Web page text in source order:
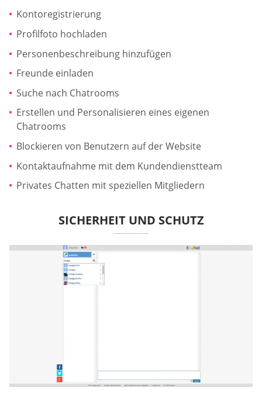
Kontoregistrierung
Profilfoto hochladen
Personenbeschreibung hinzufügen
Freunde einladen
Suche nach Chatrooms
Erstellen und Personalisieren eines eigenen
Chatrooms
Blockieren von Benutzern auf der Website
Kontaktaufnahme mit dem Kundendienstteam
Privates Chatten mit speziellen Mitgliedern
SICHERHEIT UND SCHUTZ